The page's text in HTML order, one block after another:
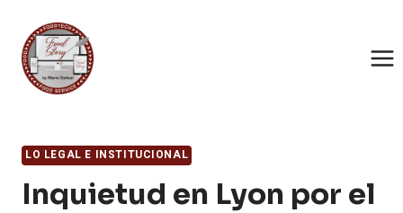
contenido
LO LEGAL E INSTITUCIONAL
Inquietud en Lyon por el